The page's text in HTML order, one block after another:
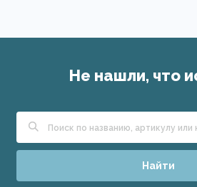
Не нашли, что
Найти